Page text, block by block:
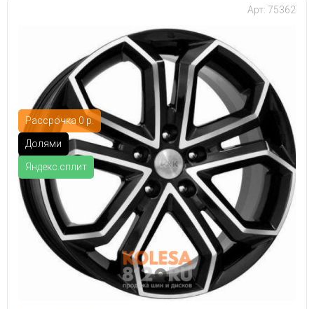
Рассрочка 0 р.
Долями
Яндекс.сплит
Арт: 75362